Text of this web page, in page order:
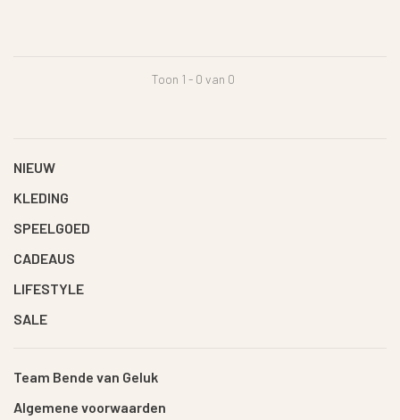
Toon 1 - 0 van 0
NIEUW
KLEDING
SPEELGOED
CADEAUS
LIFESTYLE
SALE
Team Bende van Geluk
Algemene voorwaarden